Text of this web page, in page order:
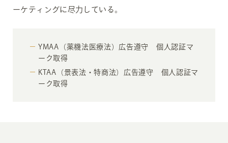
ーケティングに尽力している。
YMAA（薬機法医療法）広告遵守 個人認証マ
ーク取得
KTAA（景表法・特商法）広告遵守 個人認証マ
ーク取得